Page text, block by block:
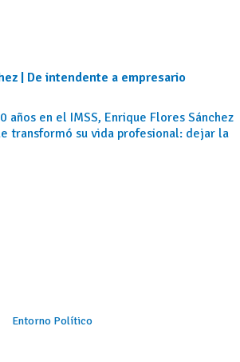
| De intendente a empresario
años en el IMSS, Enrique Flores Sánchez
transformó su vida profesional: dejar la
Entorno Político